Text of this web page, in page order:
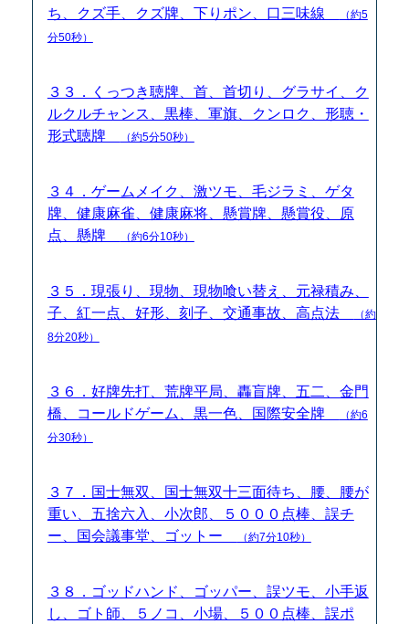
ち、クズ手、クズ牌、下りポン、口三味線
（約5
分50秒）
３３．くっつき聴牌、首、首切り、グラサイ、ク
ルクルチャンス、黒棒、軍旗、クンロク、形聴・
形式聴牌
（約5分50秒）
３４．ゲームメイク、激ツモ、毛ジラミ、ゲタ
牌、健康麻雀、健康麻将、懸賞牌、懸賞役、原
点、懸牌
（約6分10秒）
３５．現張り、現物、現物喰い替え、元禄積み、
子、紅一点、好形、刻子、交通事故、高点法
（約
8分20秒）
３６．好牌先打、荒牌平局、轟盲牌、五二、金門
橋、コールドゲーム、黒一色、国際安全牌
（約6
分30秒）
３７．国士無双、国士無双十三面待ち、腰、腰が
重い、五捨六入、小次郎、５０００点棒、誤チ
ー、国会議事堂、ゴットー
（約7分10秒）
３８．ゴッドハンド、ゴッパー、誤ツモ、小手返
し、ゴト師、５ノコ、小場、５００点棒、誤ポ